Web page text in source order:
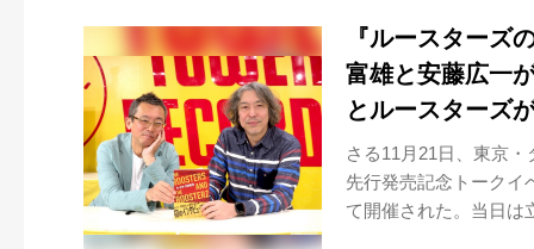
『ルースターズ
富雄と安藤広一
とルースターズ
さる11月21日、東京
先行発売記念トークイ
て開催された。当日は